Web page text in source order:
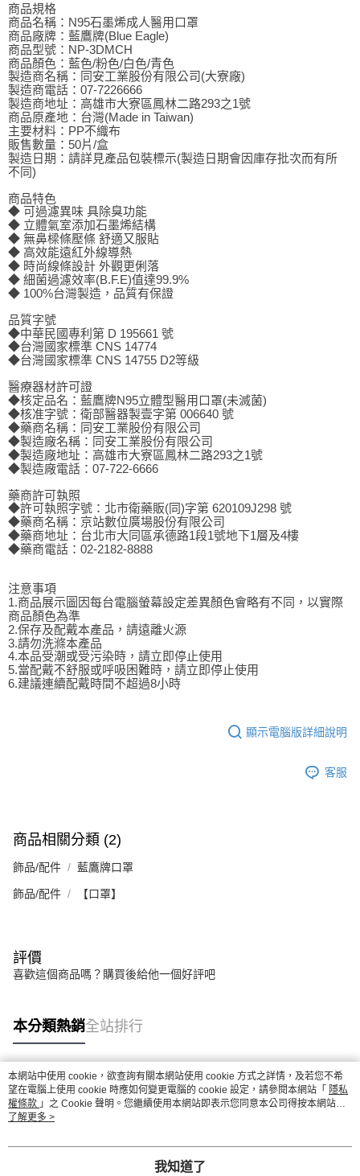
商品規格
商品名稱：N95石墨烯成人醫用口罩
商品廠牌：藍鷹牌(Blue Eagle)
商品型號：NP-3DMCH
商品顏色：藍色/粉色/白色/青色
製造商名稱：同安工業股份有限公司(大寮廠)
製造商電話：07-7226666
製造商地址：高雄市大寮區鳳林二路293之1號
商品原產地：台灣(Made in Taiwan)
主要材料：PP不織布
販售數量：50片/盒
製造日期：請詳見產品包裝標示(製造日期會因庫存批次而有所
不同)
商品特色
◆ 可過濾異味 具除臭功能
◆ 立體氣室添加石墨烯結構
◆ 無鼻樑條壓條 舒適又服貼
◆ 高效能遠紅外線導熱
◆ 時尚線條設計 外觀更俐落
◆ 細菌過濾效率(B.F.E)值達99.9%
◆ 100%台灣製造，品質有保證
品質字號
◆中華民國專利第 D 195661 號
◆台灣國家標準 CNS 14774
◆台灣國家標準 CNS 14755 D2等級
醫療器材許可證
◆核定品名：藍鷹牌N95立體型醫用口罩(未滅菌)
◆核准字號：衛部醫器製壹字第 006640 號
◆藥商名稱：同安工業股份有限公司
◆製造廠名稱：同安工業股份有限公司
◆製造廠地址：高雄市大寮區鳳林二路293之1號
◆製造廠電話：07-722-6666
藥商許可執照
◆許可執照字號：北市衛藥販(同)字第 620109J298 號
◆藥商名稱：京站數位廣場股份有限公司
◆藥商地址：台北市大同區承德路1段1號地下1層及4樓
◆藥商電話：02-2182-8888
注意事項
1.商品展示圖因每台電腦螢幕設定差異顏色會略有不同，以實際
商品顏色為準
2.保存及配戴本產品，請遠離火源
3.請勿洗滌本產品
4.本品受潮或受污染時，請立即停止使用
5.當配戴不舒服或呼吸困難時，請立即停止使用
6.建議連續配戴時間不超過8小時
顯示電腦版詳細說明
客服
商品相關分類 (2)
飾品/配件 藍鷹牌口罩
飾品/配件 【口罩】
評價
喜歡這個商品嗎？購買後給他一個好評吧
本分類熱銷全站排行
熱門標籤
本網站中使用 cookie，欲查詢有關本網站使用 cookie 方式之詳情，及若您不希
望在電腦上使用 cookie 時應如何變更電腦的 cookie 設定，請參閱本網站「 隱私
權條款 」之 Cookie 聲明。您繼續使用本網站即表示您同意本公司得按本網站使
用條款之 Cookie 聲明使用 cookie。
了解更多 >
我知道了